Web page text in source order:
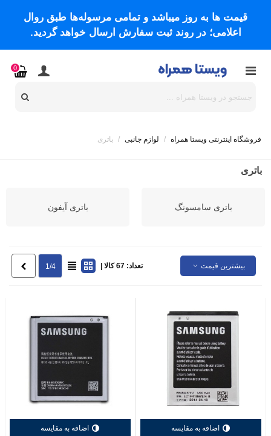
قیمت ها به روز میباشد و تمامی مرسوله‌ها طبق روال
اعلامی؛ در روند ثبت سفارش ارسال خواهد گردید.
0
فروشگاه اینترنتی ویستا همراه / لوازم جانبی / باتری
باتری
باتری سامسونگ باتری آیفون
بیشترین قیمت تعداد: 67 کالا | 1/4
اضافه به مقایسه اضافه به مقایسه